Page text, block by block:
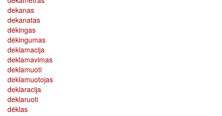
dekanas
dekanatas
dėkingas
dėkingumas
deklamacija
deklamavimas
deklamuoti
deklamuotojas
deklaracija
deklaruoti
dėklas